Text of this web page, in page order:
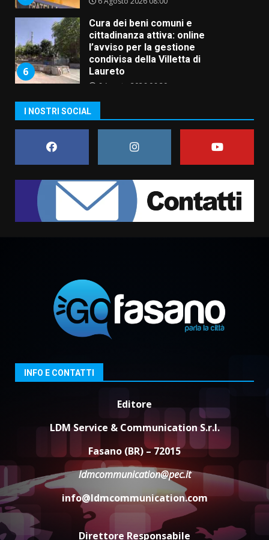
6
Cura dei beni comuni e
cittadinanza attiva: online
l’avviso per la gestione
condivisa della Villetta di
Laureto
6 Agosto 2026 06:20
7
assoluta de “L’Albergo
Belvedere. Il rapimento”
6 Agosto 2026 06:15
appuntamento con “Fasano in
Banda”
7 Agosto 2026 06:05
Fasanese ferito a colpi di arma
da fuoco
di aperture straordinarie del
6 Agosto 2026 14:16
Grazia Neglia, coordinatrice
cittadina di Fratelli d’Italia,
pronta a tornare in Consiglio
comunale
I NOSTRI SOCIAL
INFO E CONTATTI
Editore
LDM Service & Communication S.r.l.
Fasano (BR) – 72015
ldmcommunication@pec.it
info@ldmcommunication.com
Direttore Responsabile